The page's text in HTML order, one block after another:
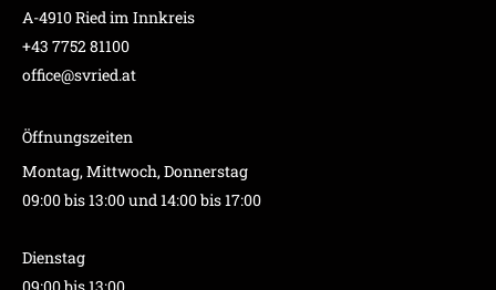
A-4910 Ried im Innkreis
+43 7752 81100
office@svried.at
Öffnungszeiten
Montag, Mittwoch, Donnerstag
09:00 bis 13:00 und 14:00 bis 17:00
Dienstag